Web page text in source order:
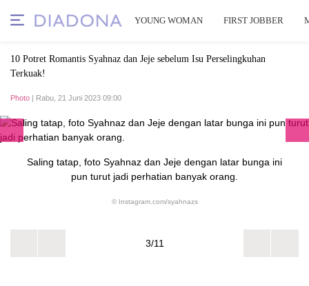
YOUNG WOMAN FIRST JOBBER
10 Potret Romantis Syahnaz dan Jeje sebelum Isu Perselingkuhan
Terkuak!
Photo | Rabu, 21 Juni 2023 09:00
Saling tatap, foto Syahnaz dan Jeje dengan latar bunga ini
pun turut jadi perhatian banyak orang.
© Instagram.com/syahnazs
3/11